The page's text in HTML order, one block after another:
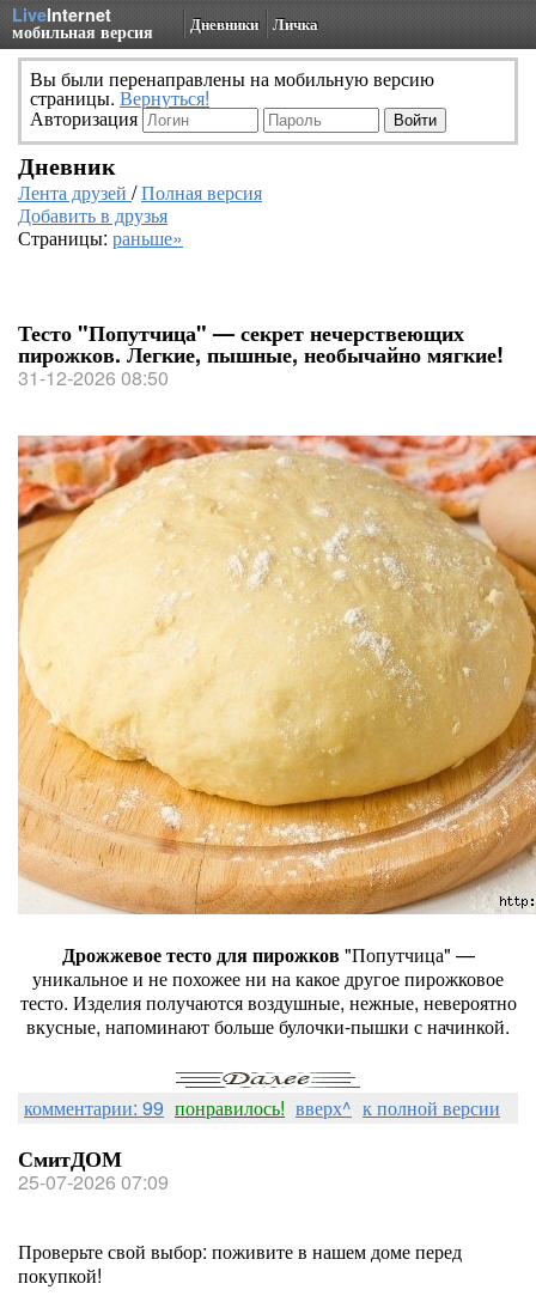
LiveInternet
мобильная версия Дневники Личка
Вы были перенаправлены на мобильную версию
страницы. Вернуться!
Авторизация
Дневник
Лента друзей /Полная версия
Добавить в друзья
Страницы: раньше»
Тесто "Попутчица" — секрет нечерствеющих
пирожков. Легкие, пышные, необычайно мягкие!
31-12-2026 08:50
Дрожжевое тесто для пирожков"Попутчица" —
уникальное и не похожее ни на какое другое пирожковое
тесто. Изделия получаются воздушные, нежные, невероятно
вкусные, напоминают больше булочки-пышки с начинкой.
комментарии: 99 понравилось! вверх^ к полной версии
СмитДОМ
25-07-2026 07:09
Проверьте свой выбор: поживите в нашем доме перед
покупкой!